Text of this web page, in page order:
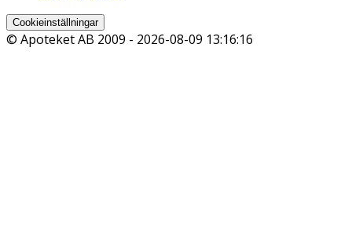
Cookieinställningar
© Apoteket AB 2009 - 2026-08-09 13:16:16